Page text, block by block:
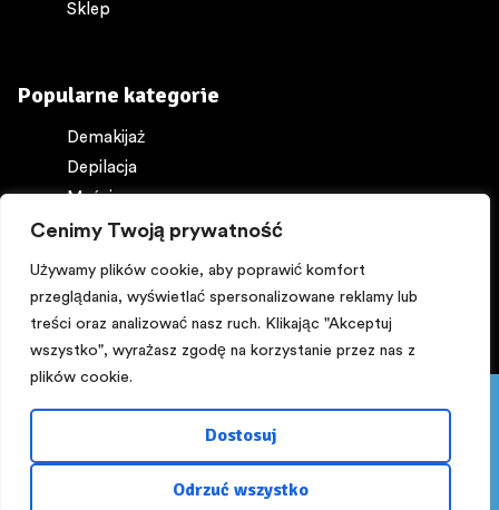
Cenimy Twoją prywatność
Używamy plików cookie, aby poprawić komfort
przeglądania, wyświetlać spersonalizowane reklamy lub
treści oraz analizować nasz ruch. Klikając "Akceptuj
wszystko", wyrażasz zgodę na korzystanie przez nas z
plików cookie.
Dostosuj
Odrzuć wszystko
Sklep
Popularne kategorie
Demakijaż
Depilacja
Maści
Ochrona ciała
Pięknego dnia:) PROMOCJA! Z kuponem ,,lato,, -15%
NA WSZYSTKO powyżej 200 zł do 16 sierpnia.
Zapraszamy!!!